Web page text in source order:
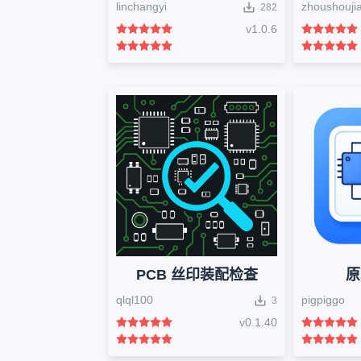
linchangyi 282
v1.0.6
PCB 丝印装配检查
qlql100 3
v0.1.40
pigpiggo